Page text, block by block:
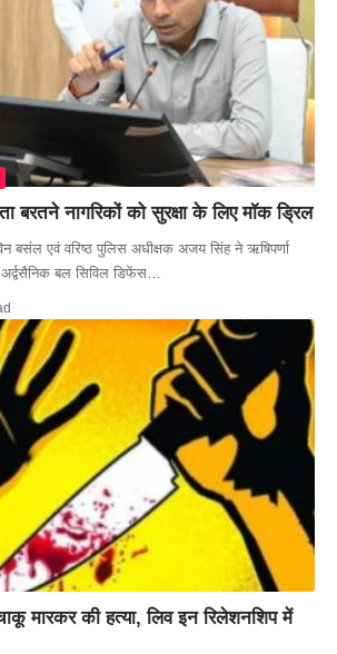
बरतने नागरिकों को सुरक्षा के लिए मॉक ड्रिल
बसंल एवं वरिष्ठ पुलिस अधीक्षक अजय सिंह ने ऋषिपर्णा
बल सिविल डिफेंस…
मारकर की हत्या, लिव इन रिलेशनशिप में